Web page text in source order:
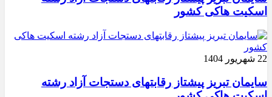
اسکیت هاکی کشور
22 شهریور 1404
سایمان تبریز پیشتاز رقابتهای دستجات آزاد رشته